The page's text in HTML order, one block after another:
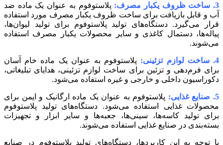
3. ساخت ظروف یکبار مصرف:
پلاستوفوم به عنوان یک ماده ضد
آب و قابل بازیافت برای ساخت ظروف یکبار مصرف مورد استفاده
قرار می‌گیرد. دستگاه‌های تولید پلاستوفوم برای تولید لیوان‌ها،
پیاله‌ها، دستمال کاغذی و سایر محصولات یکبار مصرف استفاده
می‌شوند.
4. ساخت لوازم تزئینی:
پلاستوفوم به عنوان یک ماده خام آسان
برای فرم‌دهی و تزئین برای ساخت لوازم تزئینی، هدایای تبلیغاتی،
دکوراسیون داخلی و خارجی و غیره استفاده می‌شود.
5. صنایع غذایی:
پلاستوفوم به عنوان یک ماده ارگانیک و ایمن برای
محصولات غذایی استفاده می‌شود. دستگاه‌های تولید پلاستوفوم
برای تولید کاسه‌ها، سینی‌ها، جعبه‌ها و سایر ابزار و تجهیزات
بسته‌بندی در صنایع غذایی استفاده می‌شوند.
با توجه به این کاربردها، دستگاه‌های تولید پلاستوفوم در صنایع